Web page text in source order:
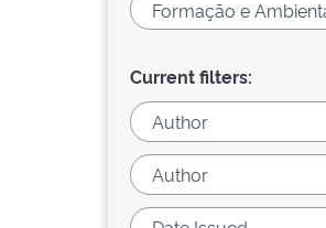
Current filters: